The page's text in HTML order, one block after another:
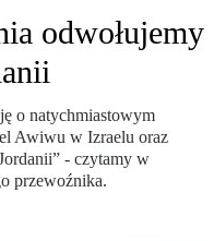
odwołujemy
o natychmiastowym
Awiwu w Izraelu oraz
- czytamy w
przewoźnika.